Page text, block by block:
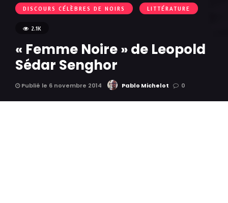
DISCOURS CÉLÈBRES DE NOIRS LITTÉRATURE
2.1K
« Femme Noire » de Leopold
Sédar Senghor
Publié le 6 novembre 2014 Pablo Michelot 0